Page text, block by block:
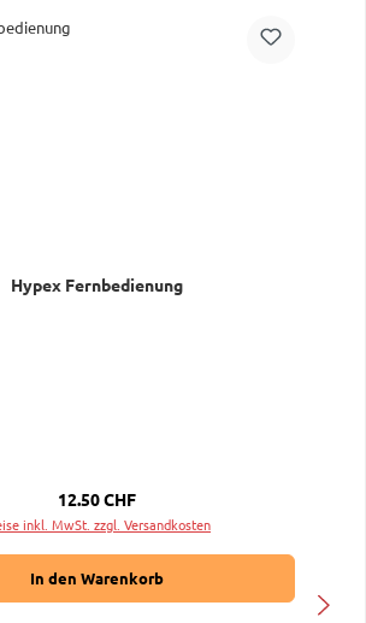
Hypex Fernbedienung
Regulärer Preis:
12.50 CHF
inkl. MwSt. zzgl. Versandkosten
In den Warenkorb